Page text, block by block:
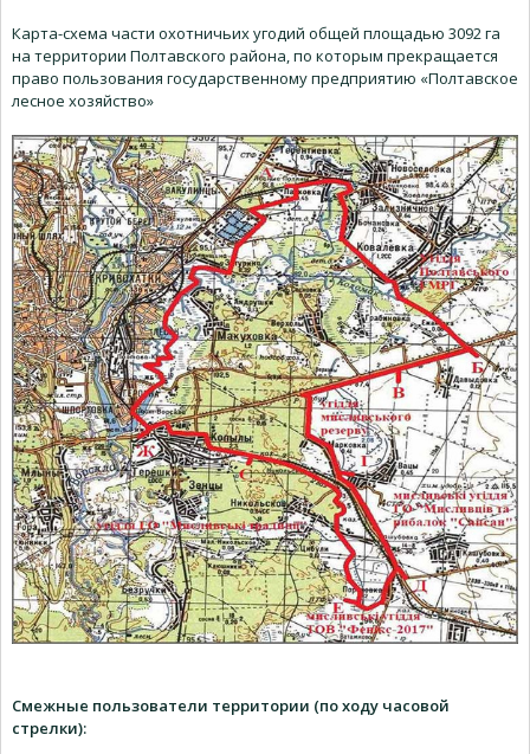
Карта-схема части охотничьих угодий общей площадью 3092 га
на территории Полтавского района, по которым прекращается
право пользования государственному предприятию «Полтавское
лесное хозяйство»
Смежные пользователи территории (по ходу часовой
стрелки):